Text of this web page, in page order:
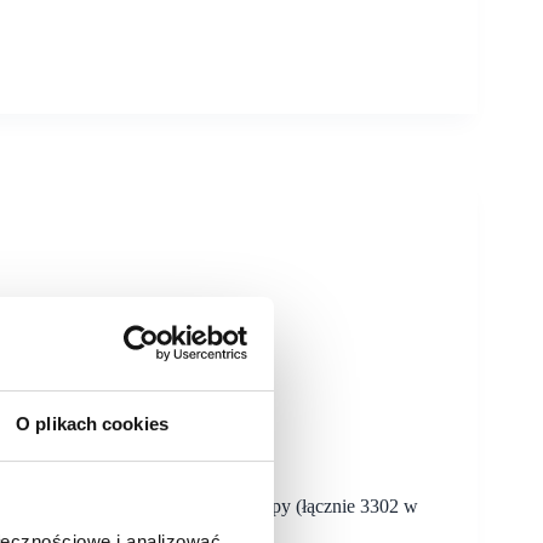
O plikach cookies
o 4,9%. Sieć otworzyła 384 sklepy (łącznie 3302 w